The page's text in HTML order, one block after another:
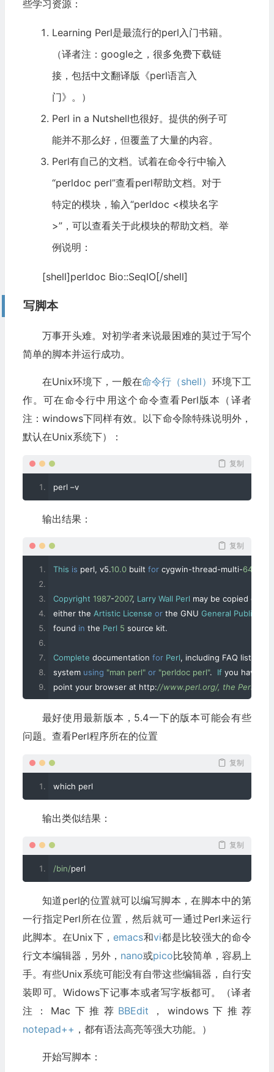
些学习资源：
Learning Perl是最流行的perl入门书籍。
（译者注：google之，很多免费下载链
接，包括中文翻译版《perl语言入
门》。）
Perl in a Nutshell也很好。提供的例子可
能并不那么好，但覆盖了大量的内容。
Perl有自己的文档。试着在命令行中输入
“perldoc perl”查看perl帮助文档。对于
特定的模块，输入“perldoc <模块名字
>”，可以查看关于此模块的帮助文档。举
例说明：
[shell]perldoc Bio::SeqIO[/shell]
写脚本
万事开头难。对初学者来说最困难的莫过于写个
简单的脚本并运行成功。
在Unix环境下，一般在命令行（shell） 环境下工
作。可在命令行中用这个命令查看Perl版本（译者
注：windows下同样有效。以下命令除特殊说明外，
默认在Unix系统下）：
复制
perl –v
输出结果：
复制
This is perl, v5.10.0 built for cygwin-thread-multi-64int
Copyright 1987-2007, Larry Wall Perl may be copied only
either the Artistic License or the GNU General Public
found in the Perl 5 source kit.
Complete documentation for Perl, including FAQ lists
system using "man perl" or "perldoc perl". If you have
point your browser at http://www.perl.org/, the Perl
最好使用最新版本，5.4一下的版本可能会有些
问题。查看Perl程序所在的位置
复制
which perl
输出类似结果：
复制
/bin/perl
知道perl的位置就可以编写脚本，在脚本中的第
一行指定Perl所在位置，然后就可一通过Perl来运行
此脚本。在Unix下，emacs和vi都是比较强大的命令
行文本编辑器，另外， nano或pico比较简单，容易上
手。有些Unix系统可能没有自带这些编辑器，自行安
装即可。Widows下记事本或者写字板都可。（译者
注：Mac下推荐 BBEdit ，windows下推荐
notepad++ ，都有语法高亮等强大功能。）
开始写脚本：